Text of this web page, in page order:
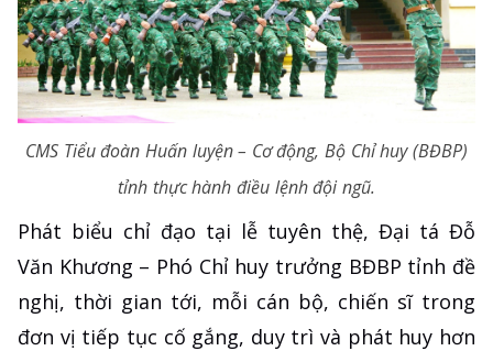
CMS Tiểu đoàn Huấn luyện – Cơ động, Bộ Chỉ huy (BĐBP)
tỉnh thực hành điều lệnh đội ngũ.
Phát biểu chỉ đạo tại lễ tuyên thệ, Đại tá Đỗ
Văn Khương – Phó Chỉ huy trưởng BĐBP tỉnh đề
nghị, thời gian tới, mỗi cán bộ, chiến sĩ trong
đơn vị tiếp tục cố gắng, duy trì và phát huy hơn